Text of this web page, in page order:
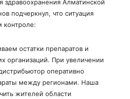
здравоохранения Алматинской
подчеркнул, что ситуация
контроле:
остатки препаратов и
организаций. При увеличении
оперативно
между регионами. Наша
жителей области